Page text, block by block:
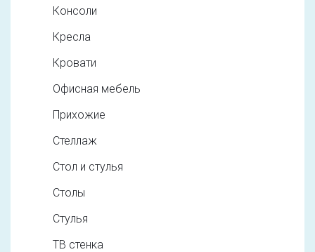
Консоли
Кресла
Кровати
Офисная мебель
Прихожие
Стеллаж
Стол и стулья
Столы
Стулья
ТВ стенка